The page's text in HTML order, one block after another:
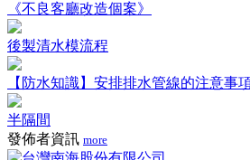
《不良客廳改造個案》
後製清水模流程
【防水知識】安排排水管線的注意事
半隔間
發佈者資訊 more